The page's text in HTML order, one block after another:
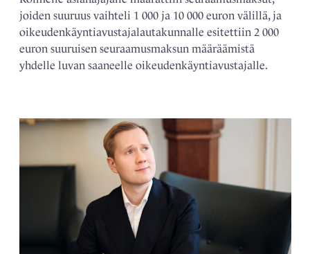
joiden suuruus vaihteli 1 000 ja 10 000 euron välillä, ja
oikeudenkäyntiavustajalautakunnalle esitettiin 2 000
euron suuruisen seuraamusmaksun määräämistä
yhdelle luvan saaneelle oikeudenkäyntiavustajalle.